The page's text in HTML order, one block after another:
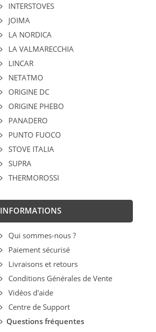
INTERSTOVES
JOIMA
LA NORDICA
LA VALMARECCHIA
LINCAR
NETATMO
ORIGINE DC
ORIGINE PHEBO
PANADERO
PUNTO FUOCO
STOVE ITALIA
SUPRA
THERMOROSSI
INFORMATIONS
Qui sommes-nous ?
Paiement sécurisé
Livraisons et retours
Conditions Générales de Vente
Vidéos d'aide
Centre de Support
Questions fréquentes